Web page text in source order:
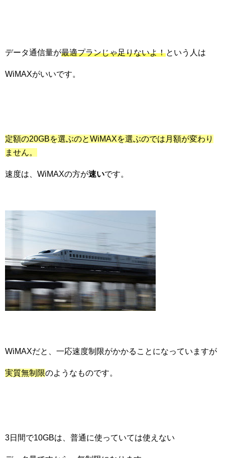
データ通信量が最適プランじゃ足りないよ！という人は
WiMAXがいいです。
定額の20GBを選ぶのとWiMAXを選ぶのでは 月額が変わり
ません。
速度は、WiMAXの方が速いです。
WiMAXだと、一応速度制限がかかることになっていますが
実質無制限のようなものです。
3日間で10GBは、普通に使っていては使えない